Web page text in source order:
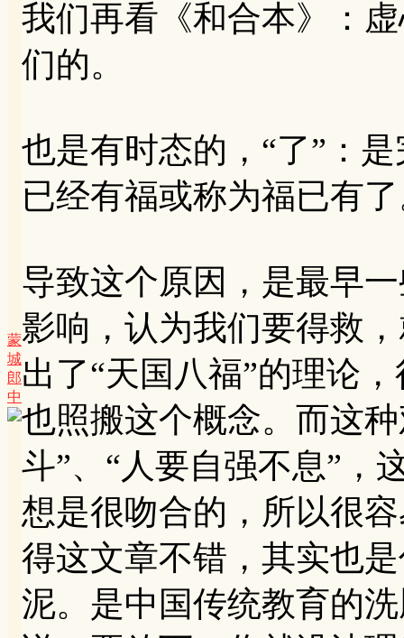
蒙
城
郎
中
我们再看《和合本》：
们的。
也是有时态的，“了”：
已经有福或称为福已有
导致这个原因，是最早
影响，认为我们要得救
出了“天国八福”的理论
也照搬这个概念。而这
斗”、“人要自强不息”，
想是很吻合的，所以很
得这文章不错，其实也
泥。是中国传统教育的